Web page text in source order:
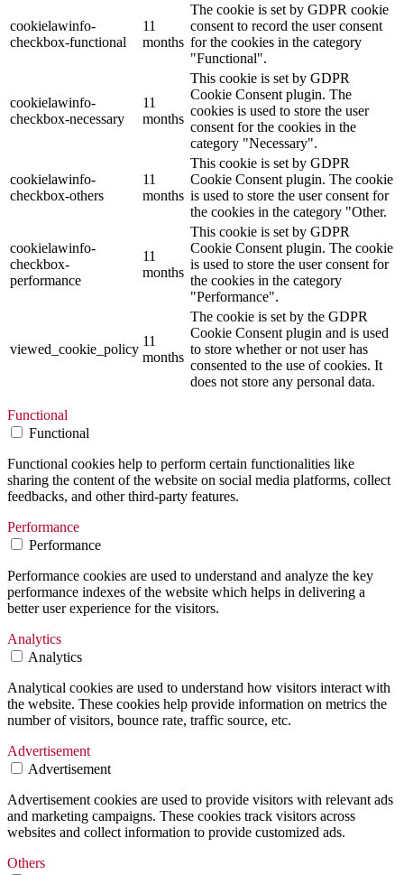
cookielawinfo-
checkbox-functional
11
months
The cookie is set by GDPR cookie
consent to record the user consent
for the cookies in the category
"Functional".
cookielawinfo-
checkbox-necessary
11
months
This cookie is set by GDPR
Cookie Consent plugin. The
cookies is used to store the user
consent for the cookies in the
category "Necessary".
cookielawinfo-
checkbox-others
11
months
This cookie is set by GDPR
Cookie Consent plugin. The cookie
is used to store the user consent for
the cookies in the category "Other.
cookielawinfo-
checkbox-
performance
11
months
This cookie is set by GDPR
Cookie Consent plugin. The cookie
is used to store the user consent for
the cookies in the category
"Performance".
viewed_cookie_policy
11
months
The cookie is set by the GDPR
Cookie Consent plugin and is used
to store whether or not user has
consented to the use of cookies. It
does not store any personal data.
Functional
Functional
Functional cookies help to perform certain functionalities like
sharing the content of the website on social media platforms, collect
feedbacks, and other third-party features.
Performance
Performance
Performance cookies are used to understand and analyze the key
performance indexes of the website which helps in delivering a
better user experience for the visitors.
Analytics
Analytics
Analytical cookies are used to understand how visitors interact with
the website. These cookies help provide information on metrics the
number of visitors, bounce rate, traffic source, etc.
Advertisement
Advertisement
Advertisement cookies are used to provide visitors with relevant ads
and marketing campaigns. These cookies track visitors across
websites and collect information to provide customized ads.
Others